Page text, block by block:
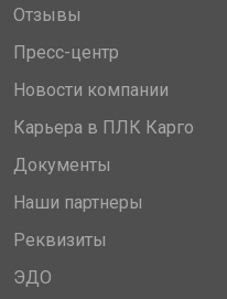
Отзывы
Пресс-центр
Новости компании
Карьера в ПЛК Карго
Документы
Наши партнеры
Реквизиты
ЭДО